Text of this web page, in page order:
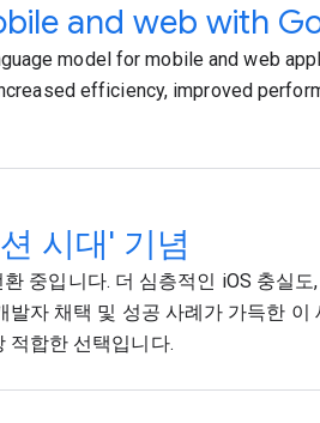
and web with
model for mobile and web
efficiency, improved
시대' 기념
중입니다. 더 심층적인 iOS 충실
발자 채택 및 성공 사례가 가득한 이
적합한 선택입니다.